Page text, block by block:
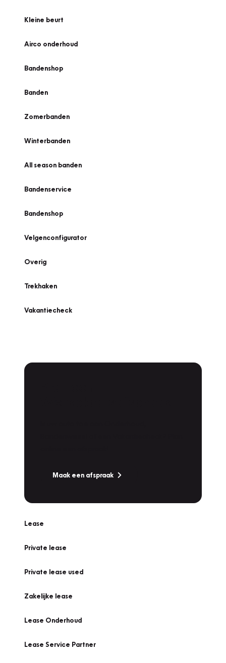
Kleine beurt
Airco onderhoud
Bandenshop
Banden
Zomerbanden
Winterbanden
All season banden
Bandenservice
Bandenshop
Velgenconfigurator
Overig
Trekhaken
Vakantiecheck
Maak een afspraak
Lease
Private lease
Private lease used
Zakelijke lease
Lease Onderhoud
Lease Service Partner